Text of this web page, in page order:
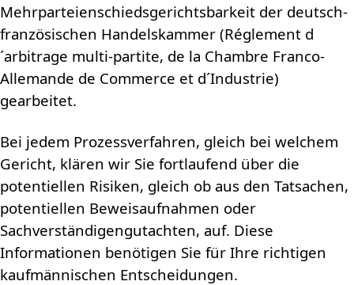
Mehrparteienschiedsgerichtsbarkeit der deutsch-
französischen Handelskammer (Réglement d
´arbitrage multi-partite, de la Chambre Franco-
Allemande de Commerce et d´Industrie)
gearbeitet.
Bei jedem Prozessverfahren, gleich bei welchem
Gericht, klären wir Sie fortlaufend über die
potentiellen Risiken, gleich ob aus den Tatsachen,
potentiellen Beweisaufnahmen oder
Sachverständigengutachten, auf. Diese
Informationen benötigen Sie für Ihre richtigen
kaufmännischen Entscheidungen.